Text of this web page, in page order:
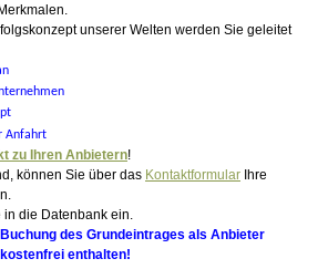
unserer Welten werden Sie geleitet
Anfahrt
zu Ihren Anbietern!
können Sie über das Kontaktformular Ihre
die Datenbank ein.
des Grundeintrages als Anbieter
enthalten!